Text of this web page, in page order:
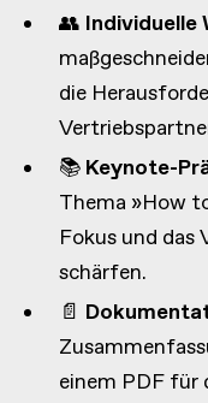
👥 Individuelle
die
📚 Keynote-
Thema »How
Fokus und das
schärfen.
📄
einem PDF für